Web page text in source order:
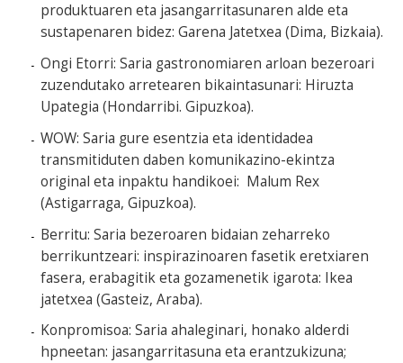
produktuaren eta jasangarritasunaren alde eta
sustapenaren bidez: Garena Jatetxea (Dima, Bizkaia).
Ongi Etorri: Saria gastronomiaren arloan bezeroari
zuzendutako arretearen bikaintasunari: Hiruzta
Upategia (Hondarribi. Gipuzkoa).
WOW: Saria gure esentzia eta identidadea
transmitiduten daben komunikazino-ekintza
original eta inpaktu handikoei: Malum Rex
(Astigarraga, Gipuzkoa).
Berritu: Saria bezeroaren bidaian zeharreko
berrikuntzeari: inspirazinoaren fasetik eretxiaren
fasera, erabagitik eta gozamenetik igarota: Ikea
jatetxea (Gasteiz, Araba).
Konpromisoa: Saria ahaleginari, honako alderdi
hpneetan: jasangarritasuna eta erantzukizuna;